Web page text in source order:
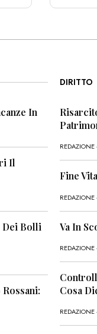
In
Il
Dei Bolli
DIRITTO
REDAZIONE
Fine
REDAZIONE
Va In
REDAZIONE
Cosa
REDAZIONE